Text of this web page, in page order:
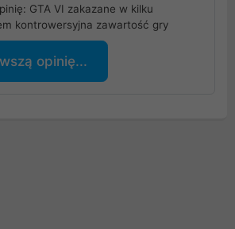
GTA VI zakazane w kilku
kontrowersyjna zawartość gry
opinię...